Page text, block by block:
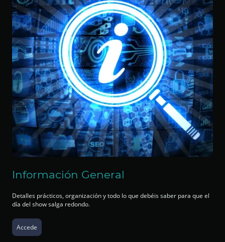
Información General
Detalles prácticos, organización y todo lo que debéis saber para que el
día del show salga redondo.
Accede